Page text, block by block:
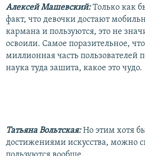
Алексей Машевский:Только как
факт, что девочки достают
кармана и пользуются, это не
освоили. Самое поразительное,
миллионная часть пользователей
наука туда зашита, какое это чудо.
Татьяна Вольтская:Но этим хотя
достижениями искусства, можно